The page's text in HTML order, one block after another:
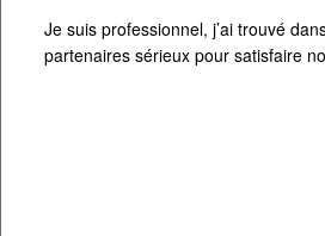
Je suis professionnel, j’ai trouvé
partenaires sérieux pour satisfaire